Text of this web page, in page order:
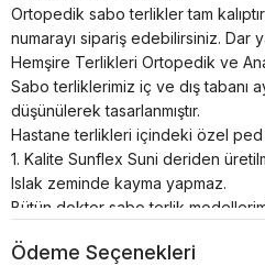
Ortopedik sabo terlikler tam
numarayı sipariş edebilirsiniz. Dar
Hemşire Terlikleri Ortopedik ve
Sabo terliklerimiz iç ve dış tabanı
düşünülerek tasarlanmıştır.
Hastane terlikleri içindeki özel
1. Kalite Sunflex Suni deriden
Islak zeminde kayma yapmaz.
Bütün doktor sabo terlik
Tam anatomik sabo terlik temizliği
Ödeme Seçenekleri